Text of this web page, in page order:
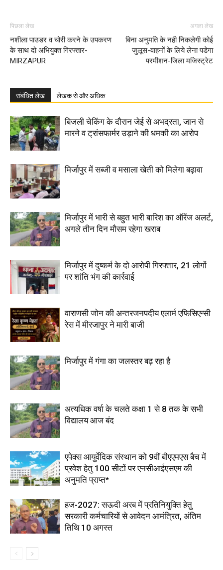
पिछला लेख
नशीला पाउडर व चोरी करने के उपकरण
के साथ दो अभियुक्त गिरफ्तार-
MIRZAPUR
अगला लेख
बिना अनुमति के नही निकलेगी कोई
जुलूस-वाहनों के लिये लेना पडेगा
परमीशन-जिला मजिस्ट्रेट
संबंधित लेख लेखक से और अधिक
बिजली चेकिंग के दौरान जेई से अभद्रता, जान से
मारने व ट्रांसफार्मर उड़ाने की धमकी का आरोप
मिर्जापुर में सब्जी व मसाला खेती को मिलेगा बढ़ावा
मिर्जापुर में भारी से बहुत भारी बारिश का ऑरेंज अलर्ट,
अगले तीन दिन मौसम रहेगा खराब
मिर्जापुर में दुष्कर्म के दो आरोपी गिरफ्तार, 21 लोगों
पर शांति भंग की कार्रवाई
वाराणसी जोन की अन्तरजनपदीय एलार्म एफिसिएन्सी
रेस में मीरजापुर ने मारी बाजी
मिर्जापुर में गंगा का जलस्तर बढ़ रहा है
अत्यधिक वर्षा के चलते कक्षा 1 से 8 तक के सभी
विद्यालय आज बंद
एपेक्स आयुर्वेदिक संस्थान को 9वीं बीएएमएस बैच में
प्रवेश हेतु 100 सीटों पर एनसीआईएसएम की
अनुमति प्राप्त*
हज-2027: सऊदी अरब में प्रतिनियुक्ति हेतु
सरकारी कर्मचारियों से आवेदन आमंत्रित, अंतिम
तिथि 10 अगस्त